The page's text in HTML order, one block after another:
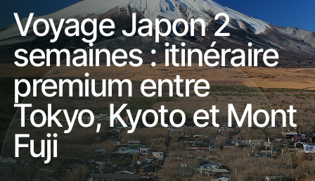
Voyage Japon 2
semaines : itinéraire
premium entre
Tokyo, Kyoto et Mont
Fuji